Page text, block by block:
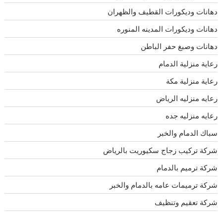
دهانات وديكورات القطيف والظهران
دهانات وديكورات المدينه المنوره
دهانات وصبغ حفر الباطن
رعاية منزلية الدمام
رعاية منزلية مكة
رعايه منزليه الرياض
رعايه منزليه جده
سباك الدمام والخبر
شركة تركيب زجاج سكيوريت بالرياض
شركة ترميم بالدمام
شركة ترميمات عامه بالدمام والخبر
شركة تعقيم وتنظيف